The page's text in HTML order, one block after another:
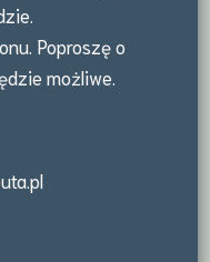
Poproszę o
możliwe.